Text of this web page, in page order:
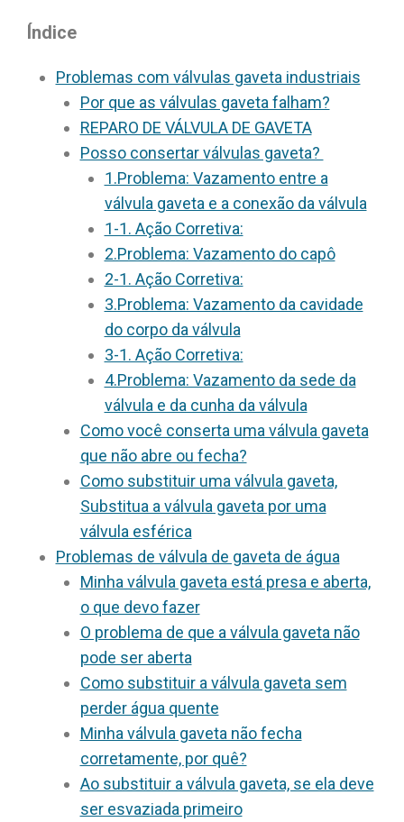
Índice
Problemas com válvulas gaveta industriais
Por que as válvulas gaveta falham?
REPARO DE VÁLVULA DE GAVETA
Posso consertar válvulas gaveta?
1.Problema: Vazamento entre a
válvula gaveta e a conexão da válvula
1-1. Ação Corretiva:
2.Problema: Vazamento do capô
2-1. Ação Corretiva:
3.Problema: Vazamento da cavidade
do corpo da válvula
3-1. Ação Corretiva:
4.Problema: Vazamento da sede da
válvula e da cunha da válvula
Como você conserta uma válvula gaveta
que não abre ou fecha?
Como substituir uma válvula gaveta,
Substitua a válvula gaveta por uma
válvula esférica
Problemas de válvula de gaveta de água
Minha válvula gaveta está presa e aberta,
o que devo fazer
O problema de que a válvula gaveta não
pode ser aberta
Como substituir a válvula gaveta sem
perder água quente
Minha válvula gaveta não fecha
corretamente, por quê?
Ao substituir a válvula gaveta, se ela deve
ser esvaziada primeiro